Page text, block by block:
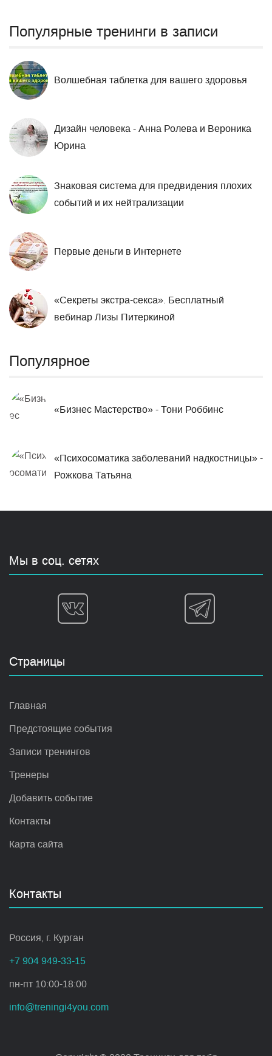
Популярные тренинги в записи
Волшебная таблетка для вашего здоровья
Дизайн человека - Анна Ролева и Вероника
Юрина
Знаковая система для предвидения плохих
событий и их нейтрализации
Первые деньги в Интернете
«Секреты экстра-секса». Бесплатный
вебинар Лизы Питеркиной
Популярное
«Бизнес Мастерство» - Тони Роббинс
«Психосоматика заболеваний надкостницы» -
Рожкова Татьяна
Мы в соц. сетях
Страницы
Главная
Предстоящие события
Записи тренингов
Тренеры
Добавить событие
Контакты
Карта сайта
Контакты
Россия, г. Курган
+7 904 949-33-15
пн-пт 10:00-18:00
info@treningi4you.com